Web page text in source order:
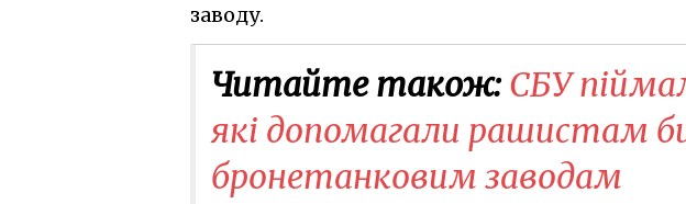
заводу.
Читайте також: СБУ
які допомагали рашистам
бронетанковим заводам